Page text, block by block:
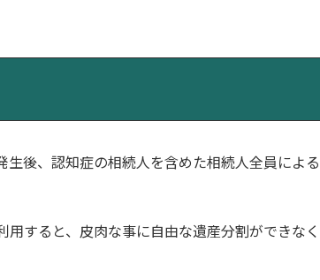
生後、認知症の相続人を含めた相続人全員による
すると、皮肉な事に自由な遺産分割ができなく